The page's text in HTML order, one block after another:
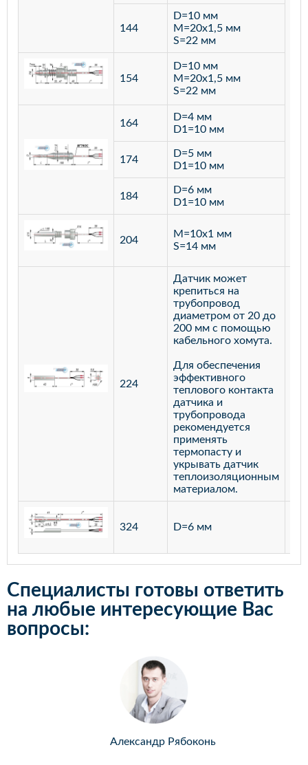
144
D=10 мм
M=20х1,5 мм
S=22 мм
154
D=10 мм
M=20х1,5 мм
S=22 мм
164
D=4 мм
D1=10 мм
174
D=5 мм
D1=10 мм
184
D=6 мм
D1=10 мм
204
M=10х1 мм
S=14 мм
224
Датчик может
крепиться на
трубопровод
диаметром от 20 до
200 мм с помощью
кабельного хомута.
Для обеспечения
эффективного
теплового контакта
датчика и
трубопровода
рекомендуется
применять
термопасту и
укрывать датчик
теплоизоляционным
материалом.
324 D=6 мм
Специалисты готовы ответить
на любые интересующие Вас
вопросы:
Александр Рябоконь